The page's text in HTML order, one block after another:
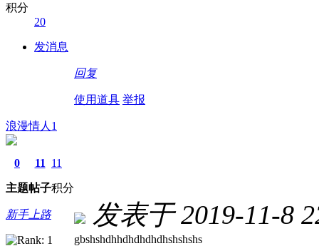
积分
20
发消息
回复
使用道具 举报
浪漫情人1
0
主题
11
帖子
11
积分
新手上路 发表于 2019-11-8
gbshshdhhdhdhdhdhshshshs